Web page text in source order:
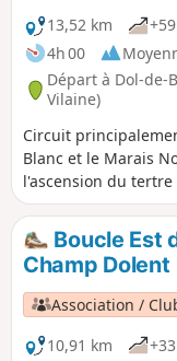
13,52 km
4h 00
Départ à Dol-de-
Vilaine)
Circuit
Blanc et le Marais
l'ascension du
si temps humide) et
irrégulier). Le
Bretagne et Mont-
Baie du Mont Saint-
Boucle Est
Champ Dolent
Association /
10,91 km